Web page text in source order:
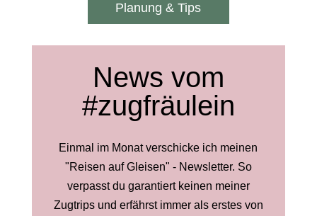
Planung & Tips
News vom
#zugfräulein
Einmal im Monat verschicke ich meinen
"Reisen auf Gleisen" - Newsletter. So
verpasst du garantiert keinen meiner
Zugtrips und erfährst immer als erstes von